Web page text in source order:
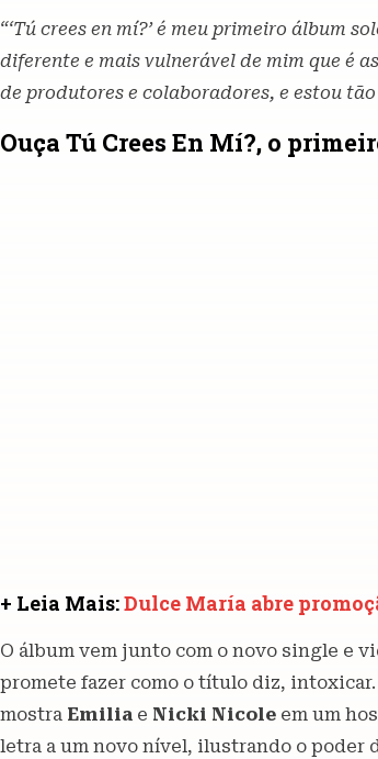
“‘Tú crees en mí?’ é meu primeiro álbum
diferente e mais vulnerável de mim que é
de produtores e colaboradores, e estou
Ouça Tú Crees En Mí?, o
+ Leia Mais:Dulce María abre
O álbum vem junto com o novo single e
promete fazer como o título diz,
mostra Emilia e Nicki Nicole em um
letra a um novo nível, ilustrando o poder